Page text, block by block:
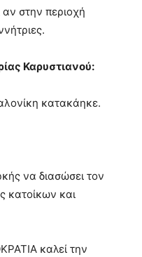
στην περιοχή
Καρυστιανού:
κατακάηκε.
να διασώσει τον
κατοίκων και
καλεί την